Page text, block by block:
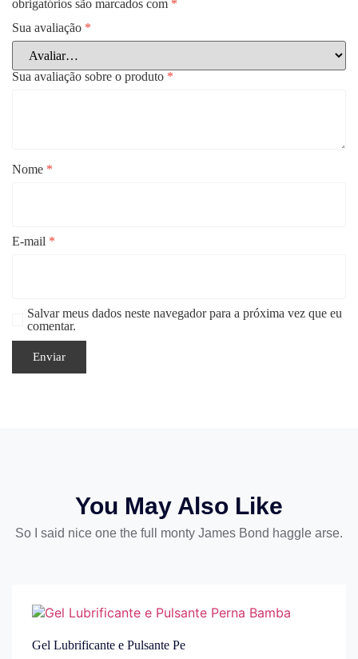
obrigatórios são marcados com *
Sua avaliação *
Sua avaliação sobre o produto *
Nome *
E-mail *
Salvar meus dados neste navegador para a próxima vez que eu
comentar.
You May Also Like
So I said nice one the full monty James Bond haggle arse.
Gel Lubrificante e Pulsante Pe